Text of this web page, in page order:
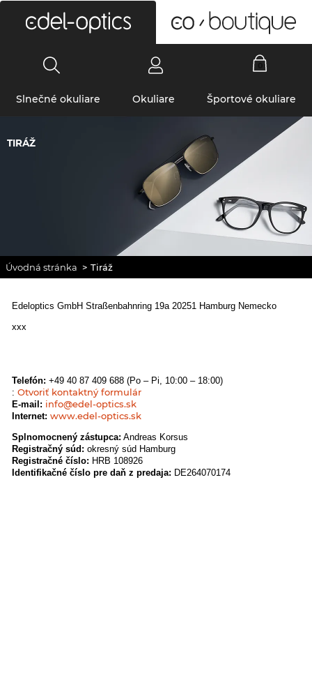
Slnečné okuliare Okuliare Športové okuliare
TIRÁŽ
Úvodná stránka > Tiráž
Edeloptics GmbH Straßenbahnring 19a 20251 Hamburg Nemecko
xxx
Telefón: +49 40 87 409 688 (Po – Pi, 10:00 – 18:00)
: Otvoriť kontaktný formulár
E-mail: info@edel-optics.sk
Internet: www.edel-optics.sk
Splnomocnený zástupca: Andreas Korsus
Registračný súd: okresný súd Hamburg
Registračné číslo: HRB 108926
Identifikačné číslo pre daň z predaja: DE264070174